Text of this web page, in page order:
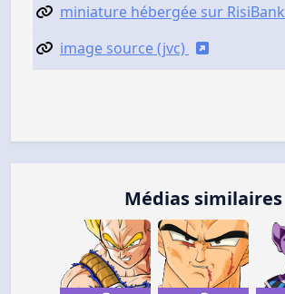
miniature hébergée sur RisiBank
image source (jvc)
Médias similaires